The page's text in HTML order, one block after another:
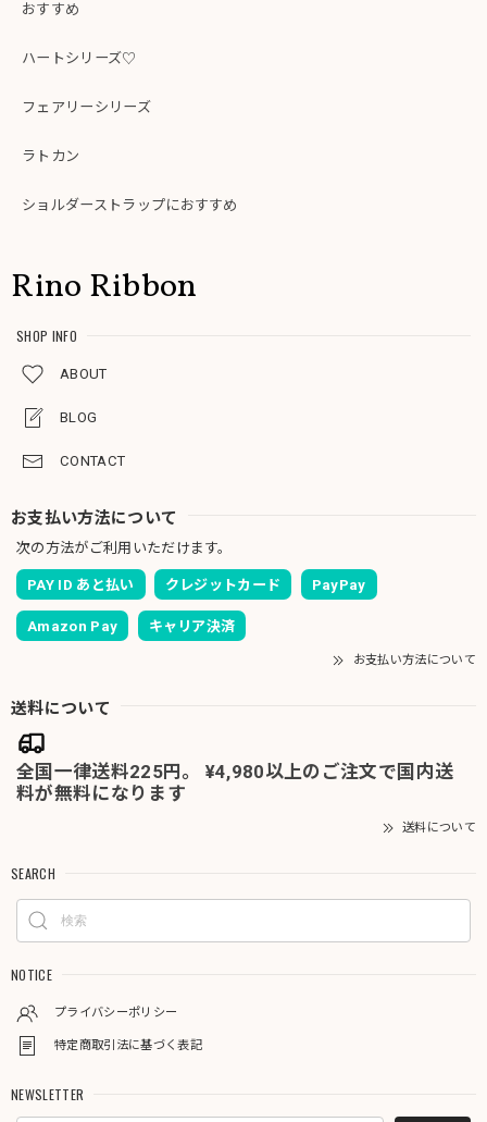
おすすめ
ハートシリーズ♡
フェアリーシリーズ
ラトカン
ショルダーストラップにおすすめ
Rino Ribbon
SHOP INFO
ABOUT
BLOG
CONTACT
お支払い方法について
次の方法がご利用いただけます。
PAY ID あと払い クレジットカード PayPay
Amazon Pay キャリア決済
お支払い方法について
送料について
全国一律送料225円。 ¥4,980以上のご注文で国内送
料が無料になります
送料について
SEARCH
NOTICE
プライバシーポリシー
特定商取引法に基づく表記
NEWSLETTER